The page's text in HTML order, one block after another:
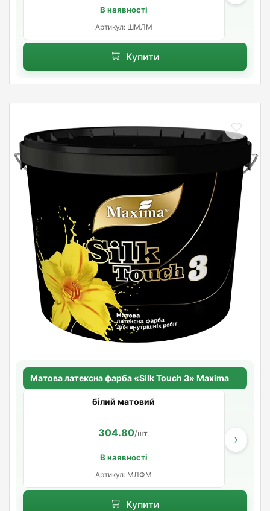
В наявності
Артикул: ШМЛМ
Купити
Матова латексна фарба «Silk Touch 3» Maxima
білий матовий
304.80/шт.
В наявності
Артикул: МЛФМ
›
Купити